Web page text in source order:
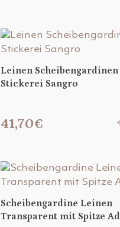
Leinen
Stickerei Sangro
41,70€
Scheibengardine Leinen
Transparent mit Spitze